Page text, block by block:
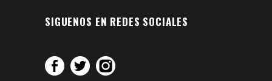
SIGUENOS EN REDES SOCIALES